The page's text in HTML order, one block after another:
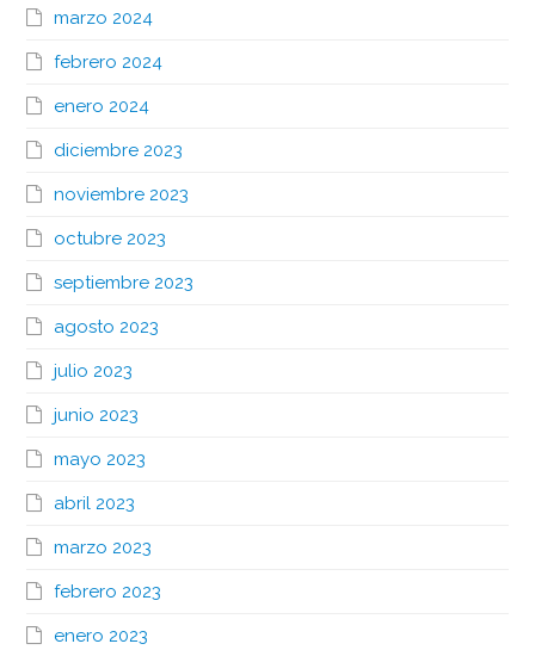
marzo 2024
febrero 2024
enero 2024
diciembre 2023
noviembre 2023
octubre 2023
septiembre 2023
agosto 2023
julio 2023
junio 2023
mayo 2023
abril 2023
marzo 2023
febrero 2023
enero 2023